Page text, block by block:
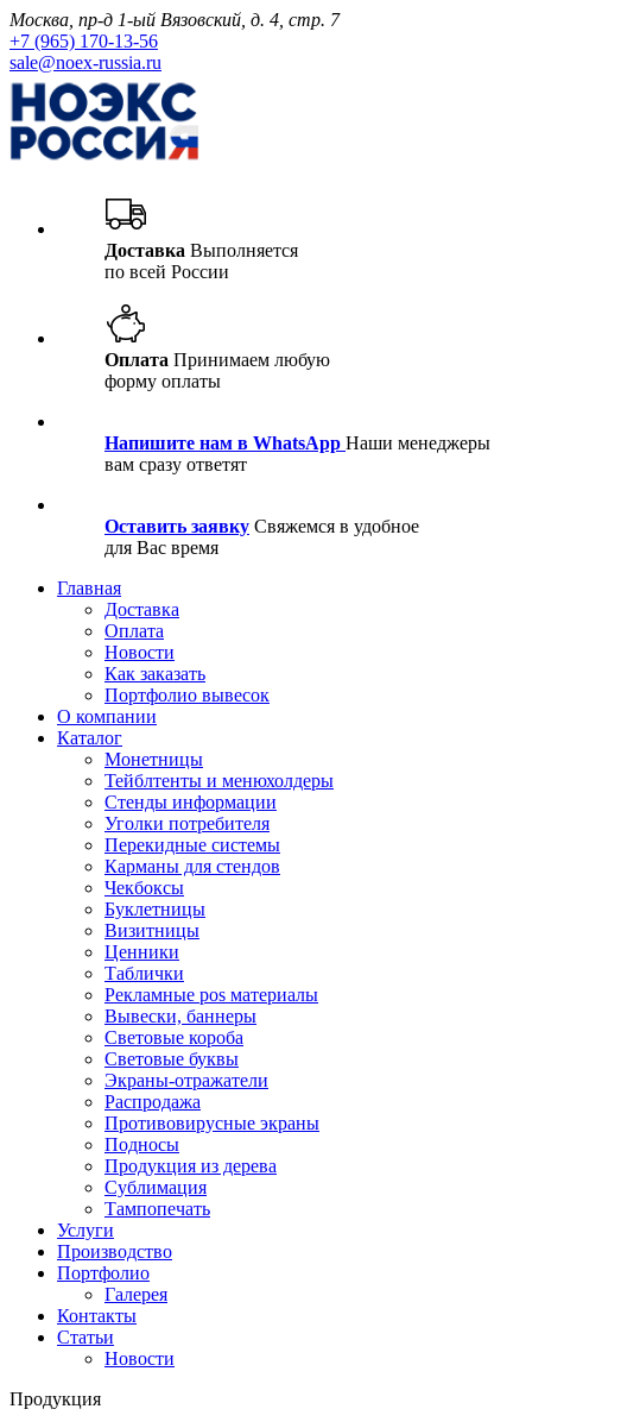
Москва, пр-д 1-ый Вязовский, д. 4, стр. 7
+7 (965) 170-13-56
sale@noex-russia.ru
Доставка Выполняется
по всей России
Оплата Принимаем любую
форму оплаты
Напишите нам в WhatsApp Наши менеджеры
вам сразу ответят
Оставить заявку Свяжемся в удобное
для Вас время
Главная
Доставка
Оплата
Новости
Как заказать
Портфолио вывесок
О компании
Каталог
Монетницы
Тейблтенты и менюхолдеры
Стенды информации
Уголки потребителя
Перекидные системы
Карманы для стендов
Чекбоксы
Буклетницы
Визитницы
Ценники
Таблички
Рекламные pos материалы
Вывески, баннеры
Световые короба
Световые буквы
Экраны-отражатели
Распродажа
Противовирусные экраны
Подносы
Продукция из дерева
Сублимация
Тампопечать
Услуги
Производство
Портфолио
Галерея
Контакты
Статьи
Новости
Продукция